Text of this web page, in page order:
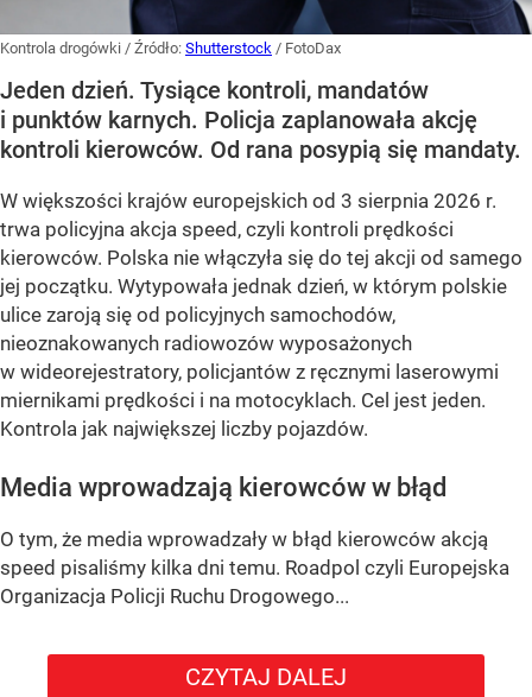
Kontrola drogówki / Źródło: Shutterstock / FotoDax
Jeden dzień. Tysiące kontroli, mandatów
i punktów karnych. Policja zaplanowała akcję
kontroli kierowców. Od rana posypią się mandaty.
W większości krajów europejskich od 3 sierpnia 2026 r.
trwa policyjna akcja speed, czyli kontroli prędkości
kierowców. Polska nie włączyła się do tej akcji od samego
jej początku. Wytypowała jednak dzień, w którym polskie
ulice zaroją się od policyjnych samochodów,
nieoznakowanych radiowozów wyposażonych
w wideorejestratory, policjantów z ręcznymi laserowymi
miernikami prędkości i na motocyklach. Cel jest jeden.
Kontrola jak największej liczby pojazdów.
Media wprowadzają kierowców w błąd
O tym, że media wprowadzały w błąd kierowców akcją
speed pisaliśmy kilka dni temu. Roadpol czyli Europejska
Organizacja Policji Ruchu Drogowego...
CZYTAJ DALEJ